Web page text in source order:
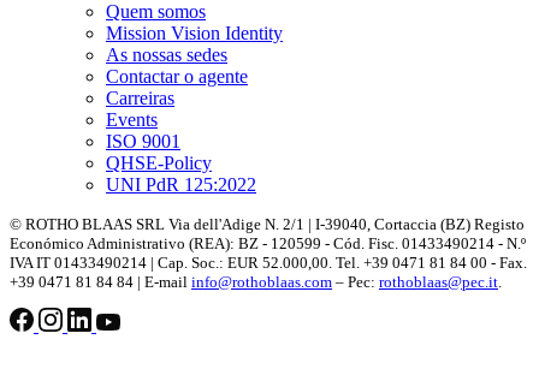
Quem somos
Mission Vision Identity
As nossas sedes
Contactar o agente
Carreiras
Events
ISO 9001
QHSE-Policy
UNI PdR 125:2022
© ROTHO BLAAS SRL Via dell'Adige N. 2/1 | I-39040, Cortaccia (BZ) Registo
Económico Administrativo (REA): BZ - 120599 - Cód. Fisc. 01433490214 - N.º
IVA IT 01433490214 | Cap. Soc.: EUR 52.000,00. Tel. +39 0471 81 84 00 - Fax.
+39 0471 81 84 84 | E-mail info@rothoblaas.com – Pec: rothoblaas@pec.it.